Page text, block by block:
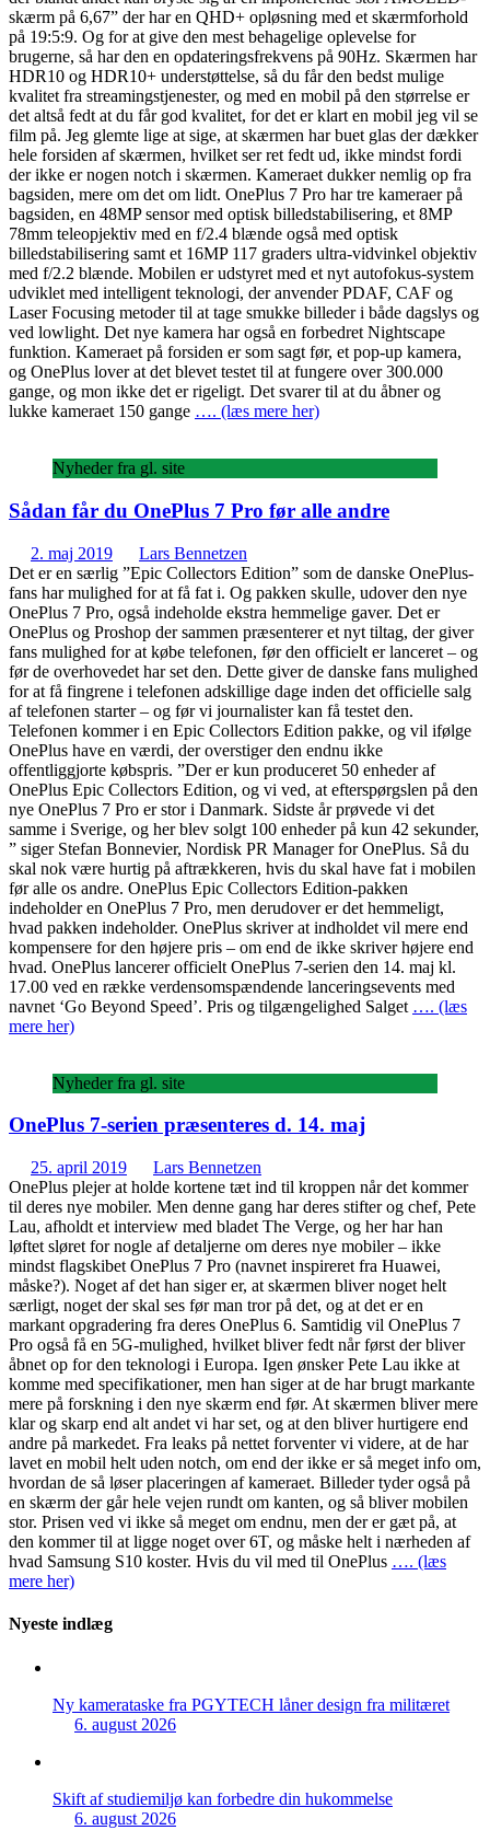
skærm på 6,67” der har en QHD+ opløsning med et skærmforhold
på 19:5:9. Og for at give den mest behagelige oplevelse for
brugerne, så har den en opdateringsfrekvens på 90Hz. Skærmen har
HDR10 og HDR10+ understøttelse, så du får den bedst mulige
kvalitet fra streamingstjenester, og med en mobil på den størrelse er
det altså fedt at du får god kvalitet, for det er klart en mobil jeg vil se
film på. Jeg glemte lige at sige, at skærmen har buet glas der dækker
hele forsiden af skærmen, hvilket ser ret fedt ud, ikke mindst fordi
der ikke er nogen notch i skærmen. Kameraet dukker nemlig op fra
bagsiden, mere om det om lidt. OnePlus 7 Pro har tre kameraer på
bagsiden, en 48MP sensor med optisk billedstabilisering, et 8MP
78mm teleopjektiv med en f/2.4 blænde også med optisk
billedstabilisering samt et 16MP 117 graders ultra-vidvinkel objektiv
med f/2.2 blænde. Mobilen er udstyret med et nyt autofokus-system
udviklet med intelligent teknologi, der anvender PDAF, CAF og
Laser Focusing metoder til at tage smukke billeder i både dagslys og
ved lowlight. Det nye kamera har også en forbedret Nightscape
funktion. Kameraet på forsiden er som sagt før, et pop-up kamera,
og OnePlus lover at det blevet testet til at fungere over 300.000
gange, og mon ikke det er rigeligt. Det svarer til at du åbner og
lukke kameraet 150 gange …. (læs mere her)
Nyheder fra gl. site
Sådan får du OnePlus 7 Pro før alle andre
2. maj 2019
Lars Bennetzen
Det er en særlig ”Epic Collectors Edition” som de danske OnePlus-
fans har mulighed for at få fat i. Og pakken skulle, udover den nye
OnePlus 7 Pro, også indeholde ekstra hemmelige gaver. Det er
OnePlus og Proshop der sammen præsenterer et nyt tiltag, der giver
fans mulighed for at købe telefonen, før den officielt er lanceret – og
før de overhovedet har set den. Dette giver de danske fans mulighed
for at få fingrene i telefonen adskillige dage inden det officielle salg
af telefonen starter – og før vi journalister kan få testet den.
Telefonen kommer i en Epic Collectors Edition pakke, og vil ifølge
OnePlus have en værdi, der overstiger den endnu ikke
offentliggjorte købspris. ”Der er kun produceret 50 enheder af
OnePlus Epic Collectors Edition, og vi ved, at efterspørgslen på den
nye OnePlus 7 Pro er stor i Danmark. Sidste år prøvede vi det
samme i Sverige, og her blev solgt 100 enheder på kun 42 sekunder,
” siger Stefan Bonnevier, Nordisk PR Manager for OnePlus. Så du
skal nok være hurtig på aftrækkeren, hvis du skal have fat i mobilen
før alle os andre. OnePlus Epic Collectors Edition-pakken
indeholder en OnePlus 7 Pro, men derudover er det hemmeligt,
hvad pakken indeholder. OnePlus skriver at indholdet vil mere end
kompensere for den højere pris – om end de ikke skriver højere end
hvad. OnePlus lancerer officielt OnePlus 7-serien den 14. maj kl.
17.00 ved en række verdensomspændende lanceringsevents med
navnet ‘Go Beyond Speed’. Pris og tilgængelighed Salget …. (læs
mere her)
Nyheder fra gl. site
OnePlus 7-serien præsenteres d. 14. maj
25. april 2019
Lars Bennetzen
OnePlus plejer at holde kortene tæt ind til kroppen når det kommer
til deres nye mobiler. Men denne gang har deres stifter og chef, Pete
Lau, afholdt et interview med bladet The Verge, og her har han
løftet sløret for nogle af detaljerne om deres nye mobiler – ikke
mindst flagskibet OnePlus 7 Pro (navnet inspireret fra Huawei,
måske?). Noget af det han siger er, at skærmen bliver noget helt
særligt, noget der skal ses før man tror på det, og at det er en
markant opgradering fra deres OnePlus 6. Samtidig vil OnePlus 7
Pro også få en 5G-mulighed, hvilket bliver fedt når først der bliver
åbnet op for den teknologi i Europa. Igen ønsker Pete Lau ikke at
komme med specifikationer, men han siger at de har brugt markante
mere på forskning i den nye skærm end før. At skærmen bliver mere
klar og skarp end alt andet vi har set, og at den bliver hurtigere end
andre på markedet. Fra leaks på nettet forventer vi videre, at de har
lavet en mobil helt uden notch, om end der ikke er så meget info om,
hvordan de så løser placeringen af kameraet. Billeder tyder også på
en skærm der går hele vejen rundt om kanten, og så bliver mobilen
stor. Prisen ved vi ikke så meget om endnu, men der er gæt på, at
den kommer til at ligge noget over 6T, og måske helt i nærheden af
hvad Samsung S10 koster. Hvis du vil med til OnePlus …. (læs
mere her)
Nyeste indlæg
Ny kamerataske fra PGYTECH låner design fra militæret
6. august 2026
Skift af studiemiljø kan forbedre din hukommelse
6. august 2026